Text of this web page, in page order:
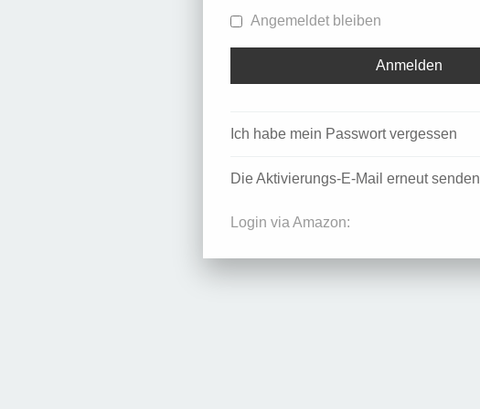
Angemeldet bleiben
Ich habe mein Passwort vergessen
Die Aktivierungs-E-Mail erneut senden
Login via Amazon: